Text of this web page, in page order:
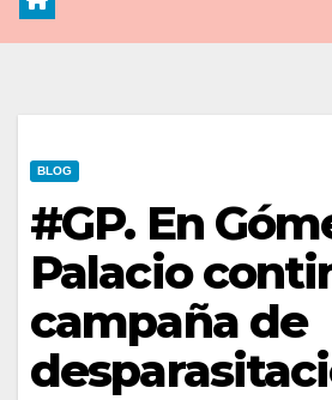
BLOG
#GP. En
Palacio
campaña de